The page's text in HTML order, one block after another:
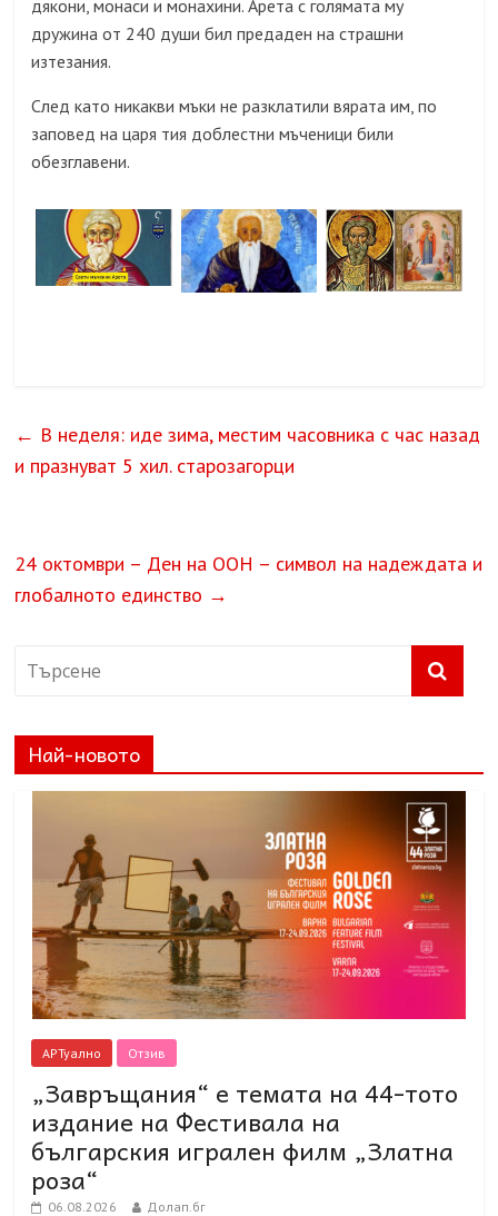
дякони, монаси и монахини. Арета с голямата му
дружина от 240 души бил предаден на страшни
изтезания.
След като никакви мъки не разклатили вярата им, по
заповед на царя тия доблестни мъченици били
обезглавени.
← В неделя: иде зима, местим часовника с час назад
и празнуват 5 хил. старозагорци
24 октомври – Ден на ООН – символ на надеждата и
глобалното единство →
Най-новото
АРТуално Отзив
„Завръщания“ е темата на 44-тото
издание на Фестивала на
българския игрален филм „Златна
роза“
06.08.2026 Долап.бг